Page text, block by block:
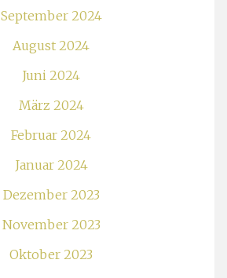
September 2024
August 2024
Juni 2024
März 2024
Februar 2024
Januar 2024
Dezember 2023
November 2023
Oktober 2023